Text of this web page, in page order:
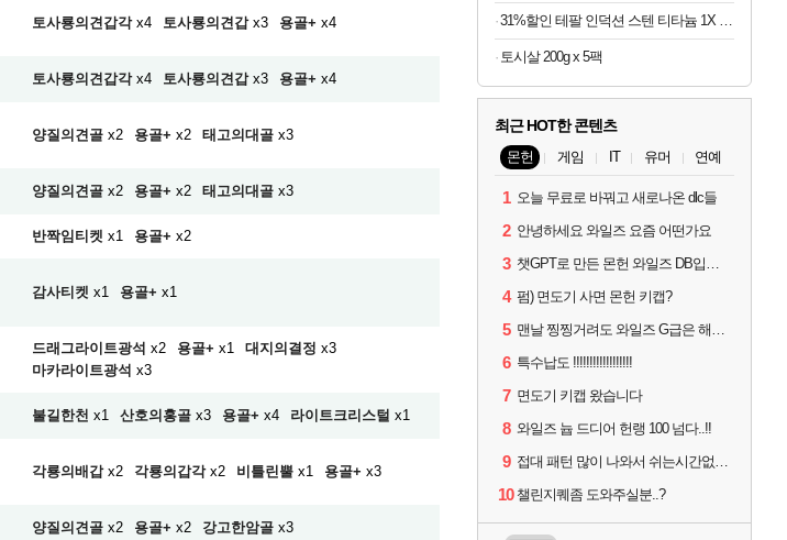
토사룡의견갑각x4 토사룡의견갑x3 용골+ x4
토사룡의견갑각x4 토사룡의견갑x3 용골+ x4
양질의견골 x2 용골+ x2 태고의대골 x3
양질의견골 x2 용골+ x2 태고의대골 x3
반짝임티켓 x1 용골+ x2
감사티켓 x1 용골+ x1
드래그라이트광석 x2 용골+ x1 대지의결정 x3
마카라이트광석 x3
불길한천 x1 산호의홍골 x3 용골+ x4 라이트크리스털 x1
각룡의배갑x2 각룡의갑각x2 비틀린뿔 x1 용골+ x3
양질의견골 x2 용골+ x2 강고한암골 x3
31%할인 테팔 인덕션 스텐 티타늄 1X 디네토 프라이팬 28CM
토시살 200g x 5팩
최근 HOT한 콘텐츠
몬헌 게임 IT 유머 연예
1 오늘 무료로 바꿔고 새로나온 dlc들
2 안녕하세요 와일즈 요즘 어떤가요
3 챗GPT로 만든 몬헌 와일즈 DB입니다.
4 펌) 면도기 사면 몬헌 키캡?
5 맨날 찡찡거려도 와일즈 G급은 해야하니까 접속 jpg
6 특수납도 !!!!!!!!!!!!!!!!!!
7 면도기 키캡 왔습니다
8 와일즈 늅 드디어 헌랭 100 넘다..!!
9 접대 패턴 많이 나와서 쉬는시간없이 빡딜한것같은데..
10 챌린지퀘좀 도와주실분..?